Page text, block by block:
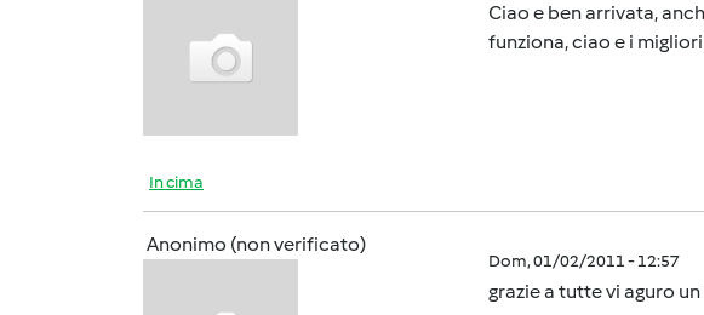
Ciao e ben arrivata,
funziona, ciao e i migliori
In cima
Anonimo (non verificato)
Dom, 01/02/2011 - 12:57
grazie a tutte vi aguro